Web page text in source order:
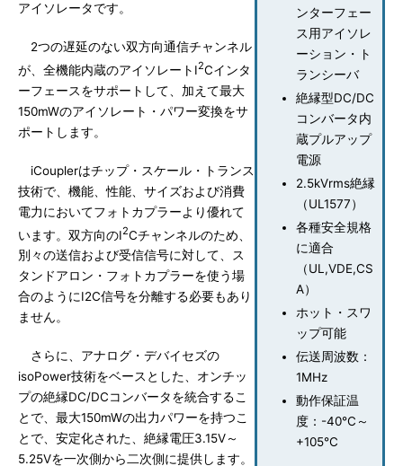
ンターフェー
ス用アイソレ
ーション・ト
ランシーバ
絶縁型DC/DC
コンバータ内
蔵プルアップ
電源
2.5kVrms絶縁
（UL1577）
各種安全規格
に適合
（UL,VDE,CS
A）
ホット・スワ
ップ可能
伝送周波数：
1MHz
動作保証温
度：-40℃～
+105℃
アイソレータです。
2つの遅延のない双方向通信チャンネル
が、全機能内蔵のアイソレートI2Cインタ
ーフェースをサポートして、加えて最大
150mWのアイソレート・パワー変換をサ
ポートします。
iCouplerはチップ・スケール・トランス
技術で、機能、性能、サイズおよび消費
電力においてフォトカプラーより優れて
います。双方向のI2Cチャンネルのため、
別々の送信および受信信号に対して、ス
タンドアロン・フォトカプラーを使う場
合のようにI2C信号を分離する必要もあり
ません。
さらに、アナログ・デバイセズの
isoPower技術をベースとした、オンチッ
プの絶縁DC/DCコンバータを統合するこ
とで、最大150mWの出力パワーを持つこ
とで、安定化された、絶縁電圧3.15V～
5.25Vを一次側から二次側に提供します。